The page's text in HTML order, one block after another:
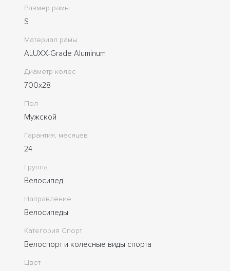
Размер рамы
S
Материал рамы
ALUXX-Grade Aluminum
Диаметр колес
700x28
Пол
Мужской
Гарантия, месяцев
24
Группа
Велосипед
Направление
Велосипеды
Категория Спорт
Велоспорт и колесные виды спорта
Цвет